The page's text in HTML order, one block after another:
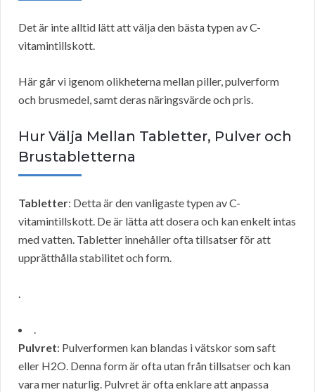
Det är inte alltid lätt att välja den bästa typen av C-
vitamintillskott.
Här går vi igenom olikheterna mellan piller, pulverform
och brusmedel, samt deras näringsvärde och pris.
Hur Välja Mellan Tabletter, Pulver och
Brustabletterna
Tabletter: Detta är den vanligaste typen av C-
vitamintillskott. De är lätta att dosera och kan enkelt intas
med vatten. Tabletter innehåller ofta tillsatser för att
upprätthålla stabilitet och form.
.
.
Pulvret: Pulverformen kan blandas i vätskor som saft
eller H2O. Denna form är ofta utan från tillsatser och kan
vara mer naturlig. Pulvret är ofta enklare att anpassa